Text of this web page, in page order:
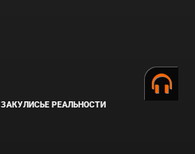
ЗАКУЛИСЬЕ РЕАЛЬНОСТИ